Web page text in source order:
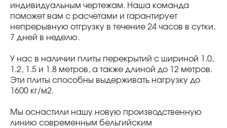
индивидуальным чертежам. Наша команда
поможет вам с расчетами и гарантирует
непрерывную отгрузку в течение 24 часов в сутки,
7 дней в неделю.
У нас в наличии плиты перекрытий с шириной 1.0,
1.2, 1.5 и 1.8 метров, а также длиной до 12 метров.
Эти плиты способны выдерживать нагрузку до
1600 кг/м2.
Мы оснастили нашу новую производственную
линию современным бельгийским